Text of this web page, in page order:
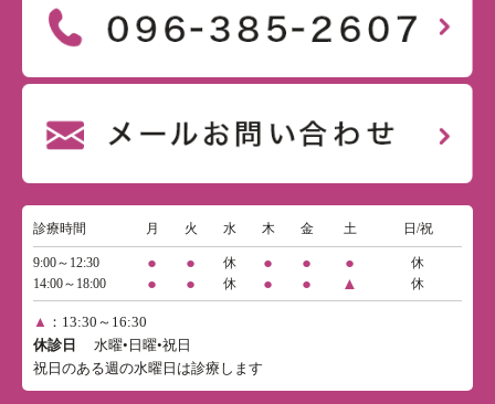
診療時間 月 火 水 木 金 土 日/祝
9:00～12:30 ● ● 休 ● ● ●
休
14:00～18:00
● ● 休 ● ● ▲ 休
▲ ：13:30～16:30
休診日
水曜•日曜•祝日
祝日のある週の水曜日は診療します